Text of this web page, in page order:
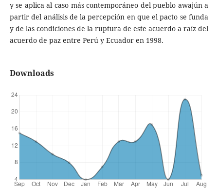
y se aplica al caso más contemporáneo del pueblo awajún a
partir del análisis de la percepción en que el pacto se funda
y de las condiciones de la ruptura de este acuerdo a raíz del
acuerdo de paz entre Perú y Ecuador en 1998.
Downloads